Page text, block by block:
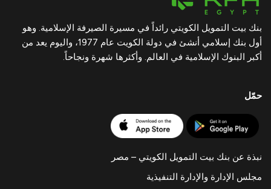
بنك بيت التمويل الكويتي رائداً في مسيرة الصيرفة الإسلامية. وهو
أول بنك إسلامي أنشئ في دولة الكويت عام 1977، واليوم يعد من
أكبر البنوك الإسلامية في العالم. وأكثرها شهرة ونجاحاً.
حمّل
نبذة عن بنك بيت التمويل الكويتي – مصر
مجلس الإدارة والإدارة التنفيذية